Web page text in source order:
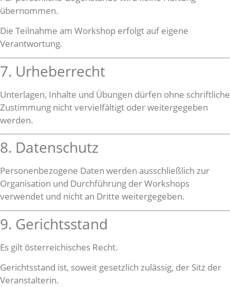
übernommen.
Die Teilnahme am Workshop erfolgt auf eigene
Verantwortung.
7. Urheberrecht
Unterlagen, Inhalte und Übungen dürfen ohne schriftliche
Zustimmung nicht vervielfältigt oder weitergegeben
werden.
8. Datenschutz
Personenbezogene Daten werden ausschließlich zur
Organisation und Durchführung der Workshops
verwendet und nicht an Dritte weitergegeben.
9. Gerichtsstand
Es gilt österreichisches Recht.
Gerichtsstand ist, soweit gesetzlich zulässig, der Sitz der
Veranstalterin.